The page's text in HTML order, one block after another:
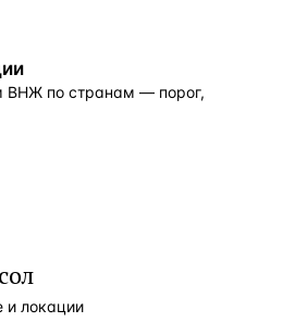
ВНЖ по странам — порог,
и локации